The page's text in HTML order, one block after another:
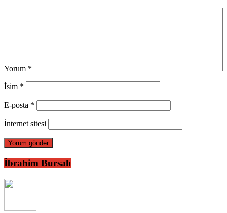
Yorum *
İsim *
E-posta *
İnternet sitesi
İbrahim Bursalı